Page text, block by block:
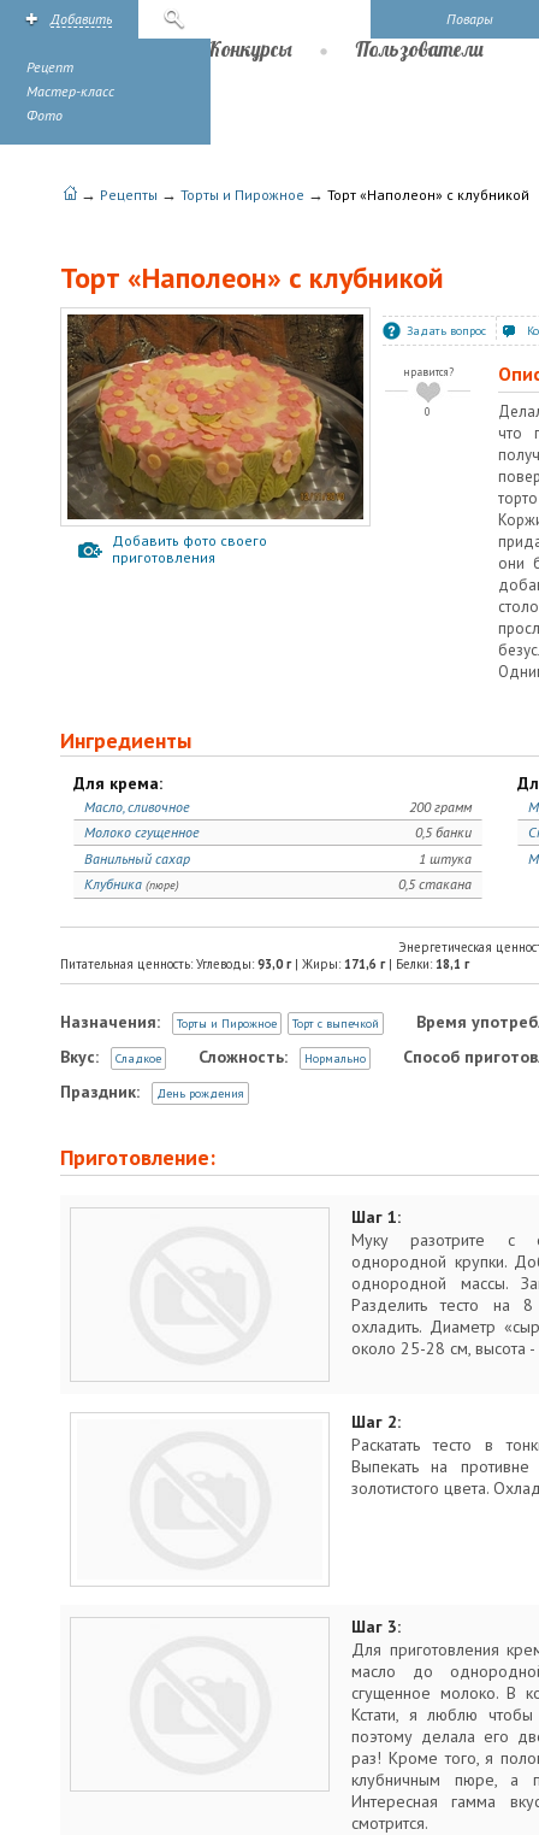
Повары
Добавить
Рецепт
Мастер-класс
Фото
Конкурсы Пользователи
→ Рецепты → Торты и Пирожное → Торт «Наполеон» с клубникой
Торт «Наполеон» с клубникой
Добавить фото своего
приготовления
Задать вопрос
нравится?
0
что
они
Ингредиенты
Для крема:
200 грамм
Масло, сливочное
0,5 банки
Молоко сгущенное
1 штука
Ванильный сахар
0,5 стакана
Клубника (пюре)
Энергетическая
Питательная ценность: Углеводы: 93,0 г| Жиры: 171,6 г| Белки: 18,1 г
Назначения: Торты и Пирожное Торт с выпечкой
Время
Вкус:
Сладкое Сложность: Нормально
Способ
Праздник:
День рождения
Приготовление:
Шаг 1:
Муку разотрите с
однородной крупки.
однородной массы.
Разделить тесто на
охладить. Диаметр
около 25-28 см, высота
Шаг 2:
Раскатать тесто в
Выпекать на
золотистого цвета.
Шаг 3:
Для приготовления
масло до
сгущенное молоко. В
Кстати, я люблю
поэтому делала его
раз! Кроме того, я
клубничным пюре, а
Интересная гамма
смотрится.